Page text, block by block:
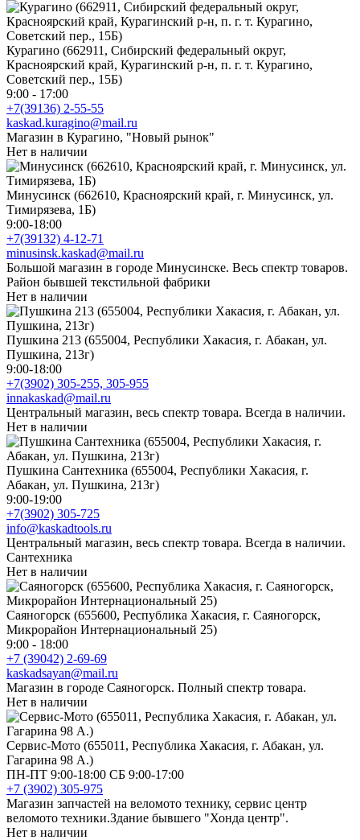
Курагино (662911, Сибирский федеральный округ,
Красноярский край, Курагинский р-н, п. г. т. Курагино,
Советский пер., 15Б)
9:00 - 17:00
+7(39136) 2-55-55
kaskad.kuragino@mail.ru
Магазин в Курагино, "Новый рынок"
Нет в наличии
Минусинск (662610, Красноярский край, г. Минусинск, ул.
Тимирязева, 1Б)
9:00-18:00
+7(39132) 4-12-71
minusinsk.kaskad@mail.ru
Большой магазин в городе Минусинске. Весь спектр товаров.
Район бывшей текстильной фабрики
Нет в наличии
Пушкина 213 (655004, Республики Хакасия, г. Абакан, ул.
Пушкина, 213г)
9:00-18:00
+7(3902) 305-255, 305-955
innakaskad@mail.ru
Центральный магазин, весь спектр товара. Всегда в наличии.
Нет в наличии
Пушкина Сантехника (655004, Республики Хакасия, г.
Абакан, ул. Пушкина, 213г)
9:00-19:00
+7(3902) 305-725
info@kaskadtools.ru
Центральный магазин, весь спектр товара. Всегда в наличии.
Сантехника
Нет в наличии
Саяногорск (655600, Республика Хакасия, г. Саяногорск,
Микрорайон Интернациональный 25)
9:00 - 18:00
+7 (39042) 2-69-69
kaskadsayan@mail.ru
Магазин в городе Саяногорск. Полный спектр товара.
Нет в наличии
Сервис-Мото (655011, Республика Хакасия, г. Абакан, ул.
Гагарина 98 А.)
ПН-ПТ 9:00-18:00 СБ 9:00-17:00
+7 (3902) 305-975
Магазин запчастей на веломото технику, сервис центр
веломото техники.Здание бывшего "Хонда центр".
Нет в наличии